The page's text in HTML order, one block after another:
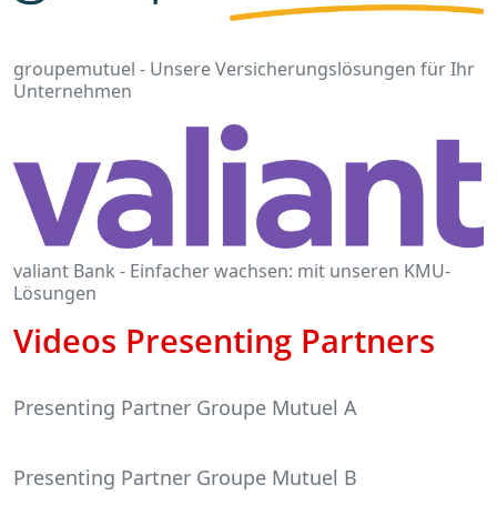
groupemutuel - Unsere Versicherungslösungen für Ihr
Unternehmen
valiant Bank - Einfacher wachsen: mit unseren KMU-
Lösungen
Videos Presenting Partners
Presenting Partner Groupe Mutuel A
Presenting Partner Groupe Mutuel B